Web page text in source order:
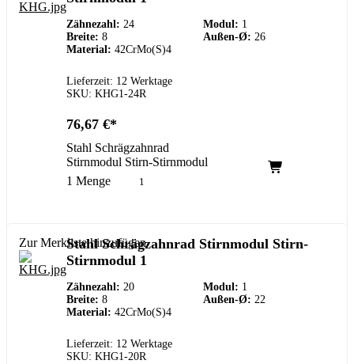
Zähnezahl: 24 Modul: 1
Breite: 8 Außen-Ø: 26
Material: 42CrMo(S)4
Lieferzeit: 12 Werktage
SKU: KHG1-24R
76,67 €
Stahl Schrägzahnrad
Stirnmodul Stirn-Stirnmodul
1 Menge
Zur Merkliste hinzufügen
Stahl Schrägzahnrad Stirnmodul Stirn-
Stirnmodul 1
Zähnezahl: 20 Modul: 1
Breite: 8 Außen-Ø: 22
Material: 42CrMo(S)4
Lieferzeit: 12 Werktage
SKU: KHG1-20R